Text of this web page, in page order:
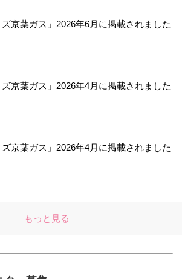
ズ京葉ガス」2026年6月に掲載されました
ズ京葉ガス」2026年4月に掲載されました
ズ京葉ガス」2026年4月に掲載されました
もっと見る